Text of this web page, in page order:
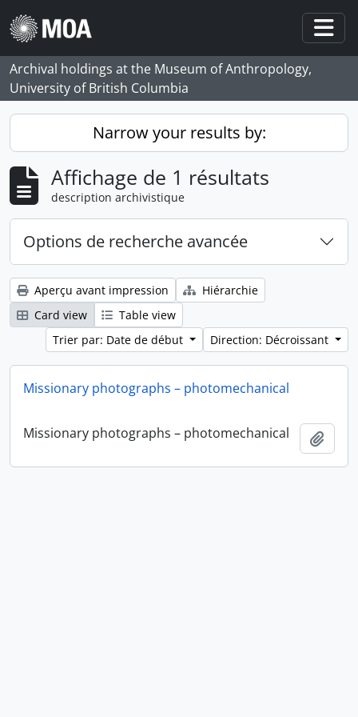
Skip to main content
Archival holdings at the Museum of Anthropology,
University of British Columbia
Narrow your results by:
Affichage de 1 résultats
description archivistique
Options de recherche avancée
Aperçu avant impression
Hiérarchie
Card view
Table view
Trier par: Date de début
Direction: Décroissant
Missionary photographs – photomechanical
Missionary photographs – photomechanical